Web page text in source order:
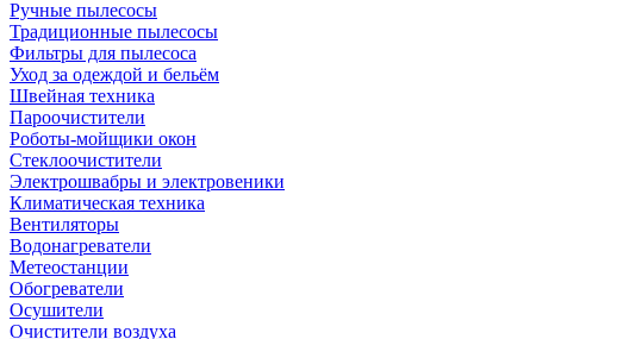
Ручные пылесосы
Традиционные пылесосы
Фильтры для пылесоса
Уход за одеждой и бельём
Швейная техника
Пароочистители
Роботы-мойщики окон
Стеклоочистители
Электрошвабры и электровеники
Климатическая техника
Вентиляторы
Водонагреватели
Метеостанции
Обогреватели
Осушители
Очистители воздуха